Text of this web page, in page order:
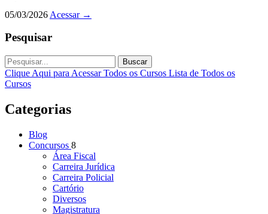
05/03/2026 Acessar →
Pesquisar
Buscar
Clique Aqui para Acessar Todos os Cursos Lista de Todos os
Cursos
Categorias
Blog
Concursos 8
Área Fiscal
Carreira Jurídica
Carreira Policial
Cartório
Diversos
Magistratura